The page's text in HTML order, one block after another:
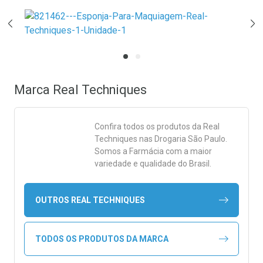
Marca Real Techniques
Confira todos os produtos da Real
Techniques nas Drogaria São Paulo.
Somos a Farmácia com a maior
variedade e qualidade do Brasil.
OUTROS REAL TECHNIQUES
TODOS OS PRODUTOS DA MARCA